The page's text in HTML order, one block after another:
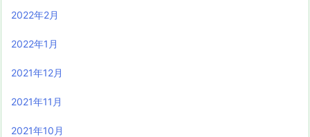
2022年2月
2022年1月
2021年12月
2021年11月
2021年10月